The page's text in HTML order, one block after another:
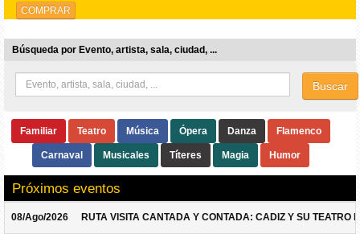
COMPRAR
Búsqueda por Evento, artista, sala, ciudad, ...
Buscar
Familiar Teatro Música Ópera Danza Flamenco
Carnaval Musicales Títeres Magia Humor
Próximos eventos
08/Ago/2026 RUTA VISITA CANTADA Y CONTADA: CADIZ Y SU TEATRO